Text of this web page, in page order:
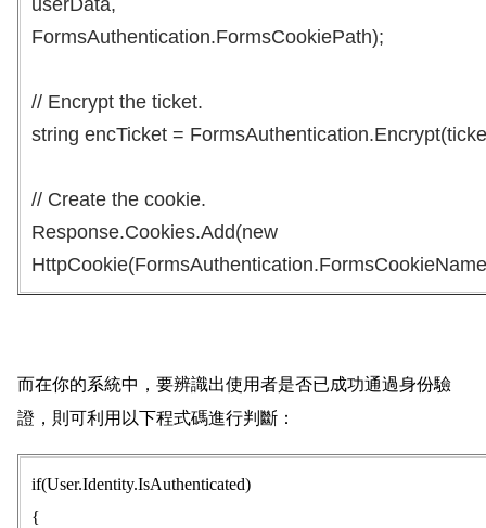
userData,
FormsAuthentication.FormsCookiePath);
// Encrypt the ticket.
string encTicket =
// Create the cookie.
Response.Cookies.Add(new
而在你的系統中，要辨識出使用者是否已成功通過身份驗
證，則可利用以下程式碼進行判斷：
if(User.Identity.IsAuthenticated)
{